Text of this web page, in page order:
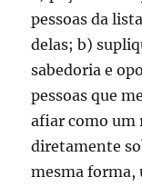
pessoas da
delas; b)
sabedoria e
pessoas que
afiar como um
diretamente
mesma forma,